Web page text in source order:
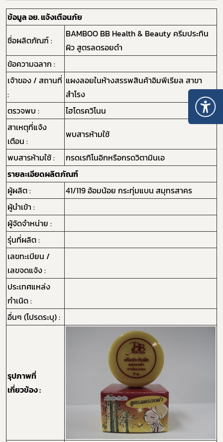
ข้อมูล อย. แจ้งเตือนภัย
ชื่อผลิตภัณฑ์ :
BAMBOO BB Health & Beauty ครีมประทิน
ผิว สูตรลดรอยดำ
ข้อความฉลาก :
เจ้าของ / สถานที่
:
แผงลอยในห้างสรรพสินค้าอิมพีเรียล สาขา
สำโรง
ตรวจพบ :
ไฮโดรควิโนน
สาเหตุที่แจ้ง
เตือน :
พบสารห้ามใช้
พบสารห้ามใช้ :
กรดเรทิโนอิกหรือกรดวิตามินเอ
รายละเอียดผลิตภัณฑ์
ผู้ผลิต :
41/119 อ้อมน้อย กระทุ่มแบน สมุทรสาคร
ผู้นำเข้า :
ผู้จัดจำหน่าย :
รุ่นที่ผลิต :
เลขทะเบียน /
เลขจดแจ้ง :
ประเทศแหล่ง
กำเนิด :
อื่นๆ (โปรดระบุ) :
รุปภาพที่
เกี่ยวข้อง :